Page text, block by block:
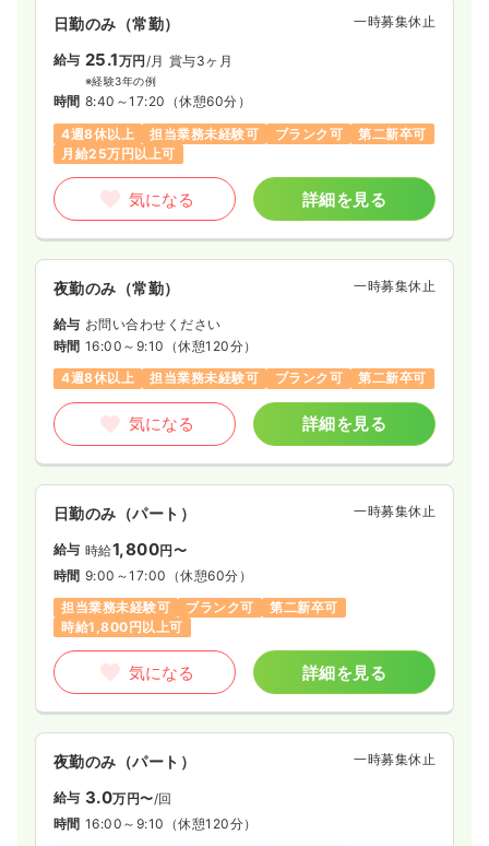
日勤のみ（常勤） 一時募集休止
給与 25.1万円/月 賞与3ヶ月
※経験3年の例
時間 8:40～17:20 （休憩60分）
4週8休以上
担当業務未経験可 ブランク可
第二新卒可
月給25万円以上可
気になる 詳細を見る
夜勤のみ（常勤） 一時募集休止
給与 お問い合わせください
時間 16:00～9:10 （休憩120分）
4週8休以上
担当業務未経験可 ブランク可 第二新卒可
気になる 詳細を見る
日勤のみ（パート） 一時募集休止
給与 時給1,800円〜
時間 9:00～17:00 （休憩60分）
担当業務未経験可
ブランク可
第二新卒可
時給1,800円以上可
気になる 詳細を見る
夜勤のみ（パート） 一時募集休止
給与 3.0万円〜/回
時間 16:00～9:10 （休憩120分）